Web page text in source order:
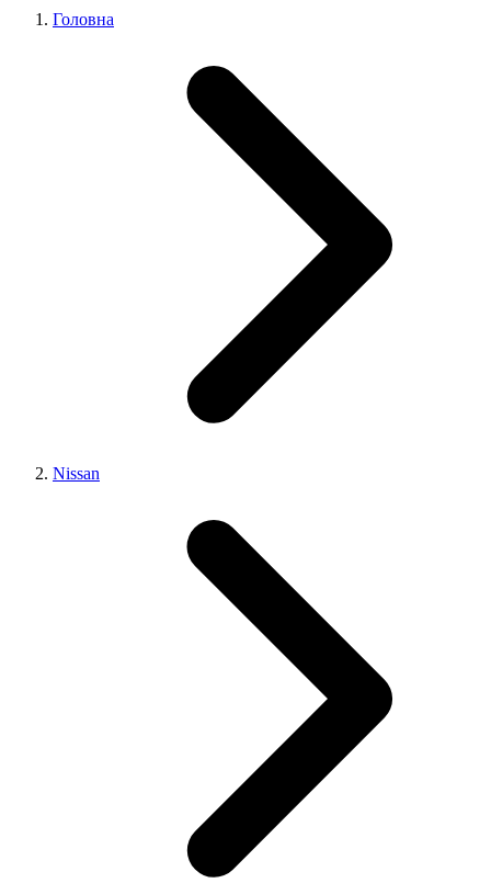
Головна
Nissan